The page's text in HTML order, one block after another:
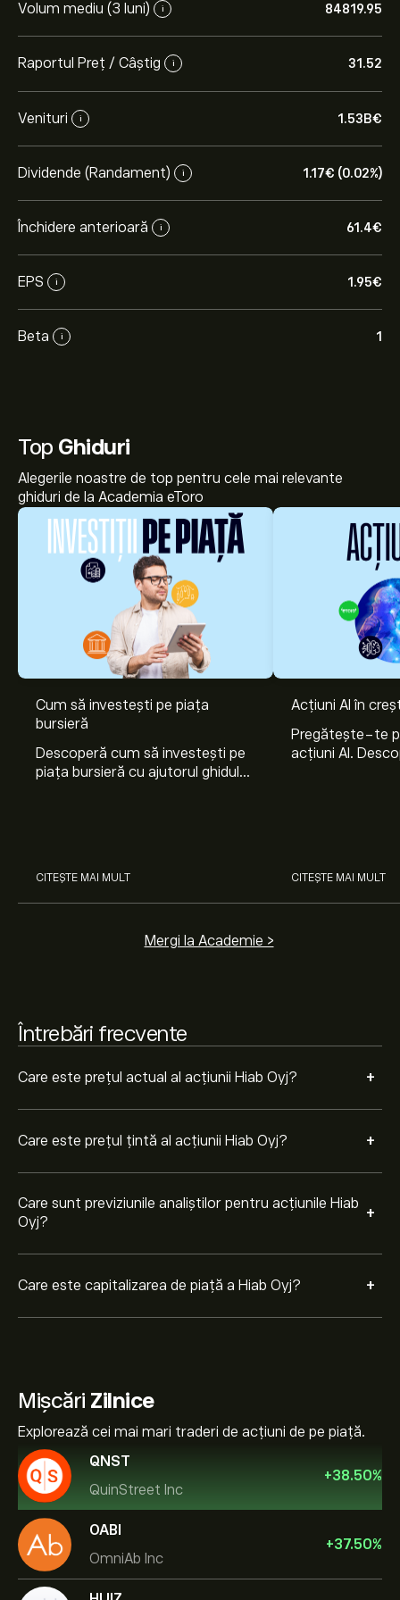
Volum mediu (3 luni) i 84819.95
Raportul Preț / Câștig i 31.52
Venituri i 1.53B‎€‎
Dividende (Randament) i 1.17‎€‎ (0.02%)
Închidere anterioară i 61.4‎€‎
EPS i 1.95‎€‎
Beta i 1
Top Ghiduri
Alegerile noastre de top pentru cele mai relevante
ghiduri de la Academia eToro
Cum să investești pe piața
bursieră
Descoperă cum să investești pe
piața bursieră cu ajutorul ghidului
CITEȘTE MAI MULT
Acțiuni AI în
Pregătește-te
acțiuni AI.
CITEȘTE MAI MULT
Mergi la Academie >
Întrebări frecvente
Care este prețul actual al acțiunii Hiab Oyj? +
Prețul actual al acțiunilor HIAB.HE este 61.400‎€‎.
Care este prețul țintă al acțiunii Hiab Oyj? +
Prețul țintă mediu pentru acțiunile Hiab Oyj este
61.400‎€‎.Creează-ți un contpe eToro pentru
Care sunt previziunile analiștilor pentru acțiunile Hiab
Oyj?
+
estimată. Verifică cele mai recente previziuni pentru
Care este capitalizarea de piață a Hiab Oyj? +
Capitalizarea de piață a Hiab Oyj este de 3.97B‎€‎
Mișcări Zilnice
Explorează cei mai mari traderi de acțiuni de pe piață.
QNST
QuinStreet Inc
+38.50%
OABI
OmniAb Inc
+37.50%